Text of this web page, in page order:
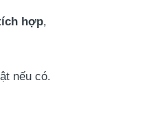
hợp,
nếu có.